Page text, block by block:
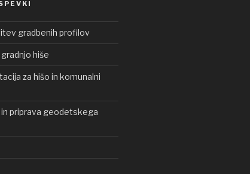
gradbenih profilov
hiše
za hišo in komunalni
priprava geodetskega